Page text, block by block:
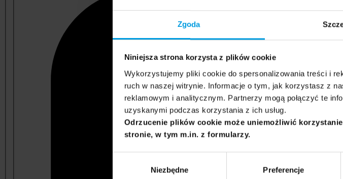
Zgoda
Niniejsza strona korzysta z plików cookie
Wykorzystujemy pliki cookie do spersonalizowania treści i
ruch w naszej witrynie. Informacje o tym, jak korzystasz z
reklamowym i analitycznym. Partnerzy mogą połączyć te
uzyskanymi podczas korzystania z ich usług.
Odrzucenie plików cookie może uniemożliwić
stronie, w tym m.in. z formularzy.
Niezbędne Preferencje